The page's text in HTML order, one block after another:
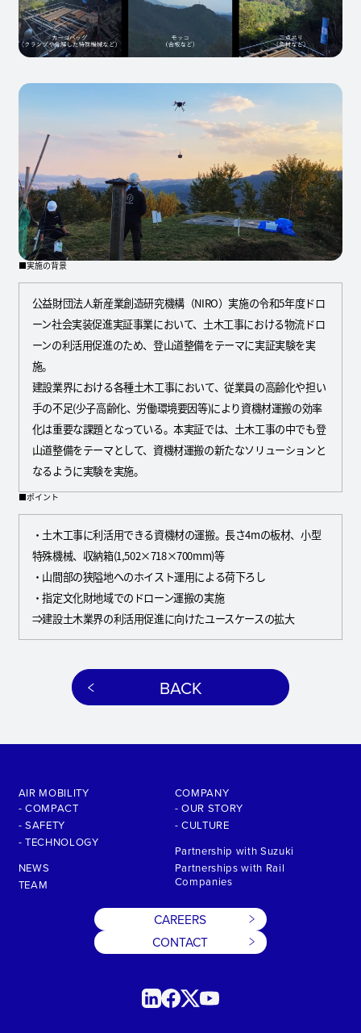
■実施の背景
公益財団法人新産業創造研究機構（NIRO）実施の令和5年度ドロ
ーン社会実装促進実証事業において、土木工事における物流ドロ
ーンの利活用促進のため、登山道整備をテーマに実証実験を実
施。
建設業界における各種土木工事において、従業員の高齢化や担い
手の不足(少子高齢化、労働環境要因等)により資機材運搬の効率
化は重要な課題となっている。本実証では、土木工事の中でも登
山道整備をテーマとして、資機材運搬の新たなソリューションと
なるように実験を実施。
■ポイント
・土木工事に利活用できる資機材の運搬。長さ4mの板材、小型
特殊機械、収納箱(1,502×718×700mm)等
・山間部の狭隘地へのホイスト運用による荷下ろし
・指定文化財地域でのドローン運搬の実施
⇒建設土木業界の利活用促進に向けたユースケースの拡大
BACK
AIR MOBILITY
- COMPACT
- SAFETY
- TECHNOLOGY
NEWS
TEAM
COMPANY
- OUR STORY
- CULTURE
Partnership with Suzuki
Partnerships with Rail
Companies
CAREERS
CONTACT